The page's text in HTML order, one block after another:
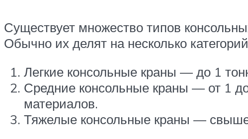
Существует множество типов
Обычно их делят на несколько
Легкие консольные краны — до 1
Средние консольные краны — от 1
материалов.
Тяжелые консольные краны —